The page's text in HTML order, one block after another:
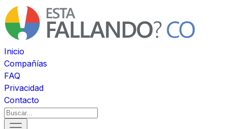
Inicio
Compañías
FAQ
Privacidad
Contacto